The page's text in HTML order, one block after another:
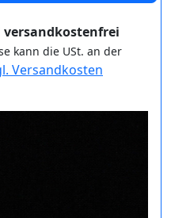
versandkostenfrei
kann die USt. an der
Versandkosten